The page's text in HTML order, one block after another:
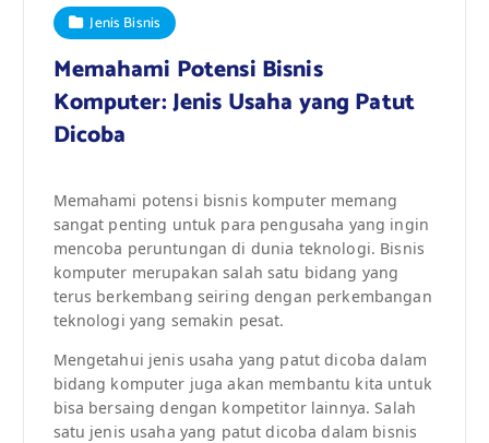
Jenis Bisnis
Memahami Potensi Bisnis
Komputer: Jenis Usaha yang Patut
Dicoba
Memahami potensi bisnis komputer memang
sangat penting untuk para pengusaha yang ingin
mencoba peruntungan di dunia teknologi. Bisnis
komputer merupakan salah satu bidang yang
terus berkembang seiring dengan perkembangan
teknologi yang semakin pesat.
Mengetahui jenis usaha yang patut dicoba dalam
bidang komputer juga akan membantu kita untuk
bisa bersaing dengan kompetitor lainnya. Salah
satu jenis usaha yang patut dicoba dalam bisnis